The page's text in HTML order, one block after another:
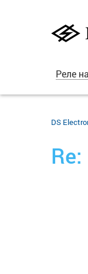
Реле
DS